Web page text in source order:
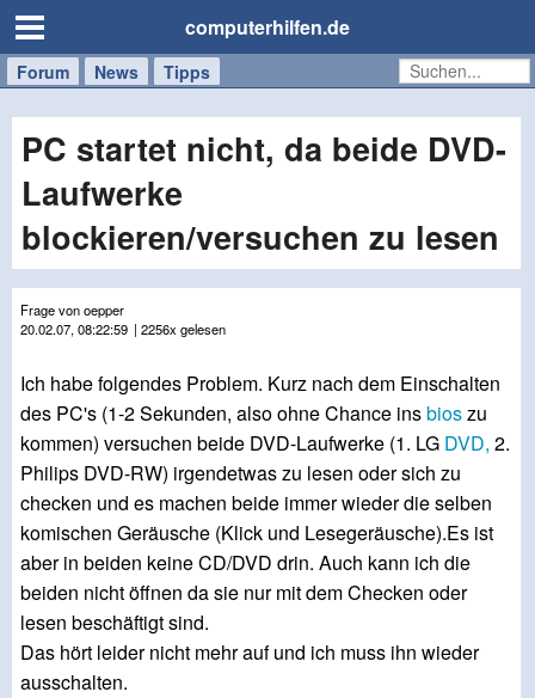
computerhilfen.de
Forum News Tipps
Handy
Tablet
Windows
Mac
PC startet nicht, da beide DVD-
Laufwerke
blockieren/versuchen zu lesen
Frage von oepper
20.02.07, 08:22:59 | 2256x gelesen
Ich habe folgendes Problem. Kurz nach dem Einschalten
des PC's (1-2 Sekunden, also ohne Chance insbioszu
kommen) versuchen beide DVD-Laufwerke (1. LG DVD, 2.
Philips DVD-RW) irgendetwas zu lesen oder sich zu
checken und es machen beide immer wieder die selben
komischen Geräusche (Klick und Lesegeräusche).Es ist
aber in beiden keine CD/DVD drin. Auch kann ich die
beiden nicht öffnen da sie nur mit dem Checken oder
lesen beschäftigt sind.
Das hört leider nicht mehr auf und ich muss ihn wieder
ausschalten.